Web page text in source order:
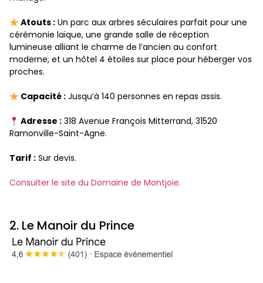
Atouts :Un parc aux arbres séculaires parfait pour une
cérémonie laïque, une grande salle de réception
lumineuse alliant le charme de l’ancien au confort
moderne, et un hôtel 4 étoiles sur place pour héberger vos
proches.
Capacité :Jusqu’à 140 personnes en repas assis.
Adresse :318 Avenue François Mitterrand, 31520
Ramonville-Saint-Agne.
Tarif : Sur devis.
Consulter le site du Domaine de Montjoie.
2. Le Manoir du Prince